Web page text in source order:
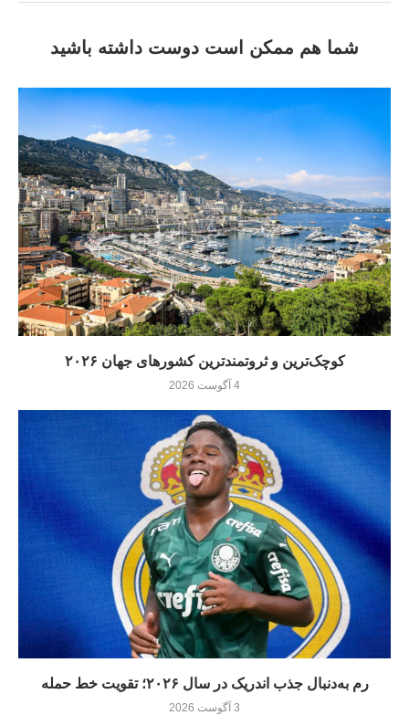
شما هم ممکن است دوست داشته باشید
کوچک‌ترین و ثروتمندترین کشورهای جهان ۲۰۲۶
4 آگوست 2026
رم به‌دنبال جذب اندریک در سال ۲۰۲۶؛ تقویت خط حمله
3 آگوست 2026